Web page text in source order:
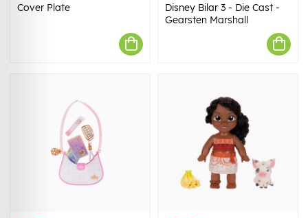
Cover Plate
Disney Bilar 3 - Die Cast -
Gearsten Marshall